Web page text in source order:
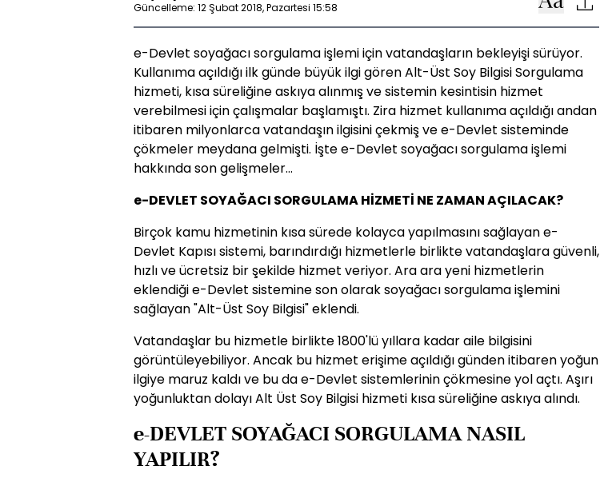
Güncelleme: 12 Şubat 2018, Pazartesi 15:58
e-Devlet soyağacı sorgulama işlemi için vatandaşların bekleyişi sürüyor.
Kullanıma açıldığı ilk günde büyük ilgi gören Alt-Üst Soy Bilgisi Sorgulama
hizmeti, kısa süreliğine askıya alınmış ve sistemin kesintisin hizmet
verebilmesi için çalışmalar başlamıştı. Zira hizmet kullanıma açıldığı andan
itibaren milyonlarca vatandaşın ilgisini çekmiş ve e-Devlet sisteminde
çökmeler meydana gelmişti. İşte e-Devlet soyağacı sorgulama işlemi
hakkında son gelişmeler...
e-DEVLET SOYAĞACI SORGULAMA HİZMETİ NE ZAMAN AÇILACAK?
Birçok kamu hizmetinin kısa sürede kolayca yapılmasını sağlayan e-
Devlet Kapısı sistemi, barındırdığı hizmetlerle birlikte vatandaşlara güvenli,
hızlı ve ücretsiz bir şekilde hizmet veriyor. Ara ara yeni hizmetlerin
eklendiği e-Devlet sistemine son olarak soyağacı sorgulama işlemini
sağlayan "Alt-Üst Soy Bilgisi" eklendi.
Vatandaşlar bu hizmetle birlikte 1800'lü yıllara kadar aile bilgisini
görüntüleyebiliyor. Ancak bu hizmet erişime açıldığı günden itibaren yoğun
ilgiye maruz kaldı ve bu da e-Devlet sistemlerinin çökmesine yol açtı. Aşırı
yoğunluktan dolayı Alt Üst Soy Bilgisi hizmeti kısa süreliğine askıya alındı.
e-DEVLET SOYAĞACI SORGULAMA NASIL
YAPILIR?